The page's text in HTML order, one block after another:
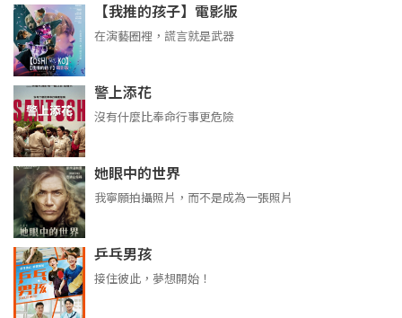
【我推的孩子】電影版
在演藝圈裡，謊言就是武器
警上添花
沒有什麼比奉命行事更危險
她眼中的世界
我寧願拍攝照片，而不是成為一張照片
乒乓男孩
接住彼此，夢想開始！